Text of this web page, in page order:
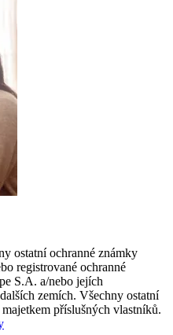
ostatní ochranné známky
registrované ochranné
S.A. a/nebo jejích
zemích. Všechny ostatní
příslušných vlastníků.